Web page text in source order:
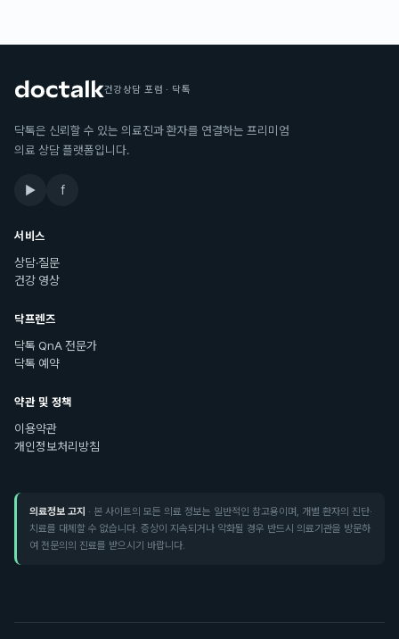
건강상담 포럼 · 닥톡
닥톡은 신뢰할 수 있는 의료진과 환자를 연결하는 프리미엄
의료 상담 플랫폼입니다.
▶ f
서비스
상담·질문
건강 영상
닥프렌즈
닥톡 QnA 전문가
닥톡 예약
약관 및 정책
이용약관
개인정보처리방침
의료정보 고지 · 본 사이트의 모든 의료 정보는 일반적인 참고용이며, 개별 환자의 진단·
치료를 대체할 수 없습니다. 증상이 지속되거나 악화될 경우 반드시 의료기관을 방문하
여 전문의의 진료를 받으시기 바랍니다.